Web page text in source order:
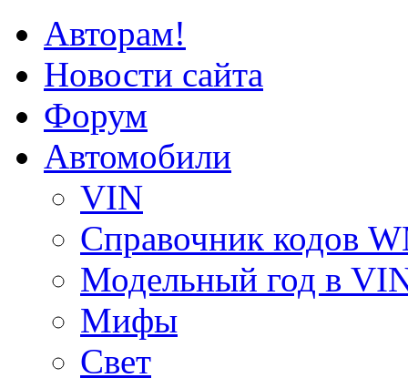
Авторам!
Новости сайта
Форум
Автомобили
VIN
Справочник кодов
Модельный год в
Мифы
Свет